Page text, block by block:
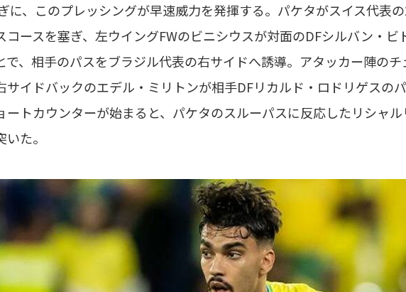
に、このプレッシングが早速威力を発揮する。パケタがスイス代表
コースを塞ぎ、左ウイングFWのビニシウスが対面のDFシルバン・ビ
で、相手のパスをブラジル代表の右サイドへ誘導。アタッカー陣の
サイドバックのエデル・ミリトンが相手DFリカルド・ロドリゲスの
ートカウンターが始まると、パケタのスルーパスに反応したリシャ
た。